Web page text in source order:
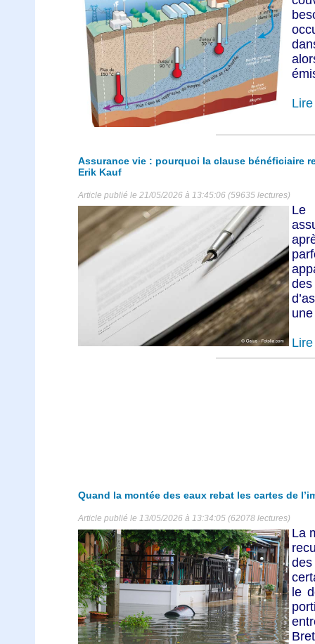
Assurance vie : pourquoi la clause bénéficiaire
Erik Kauf
Article publié le 21/05/2026 à 13:45:06 (59635 lectures)
Le
Quand la montée des eaux rebat les cartes de
Article publié le 13/05/2026 à 13:34:05 (62078 lectures)
La
le